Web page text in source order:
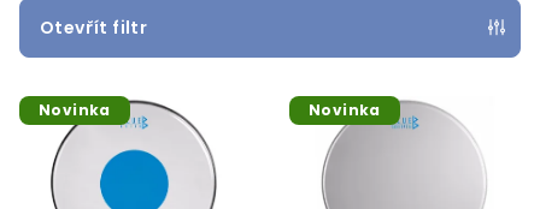
r
o
d
Otevřít filtr
V
ý
Novinka Novinka